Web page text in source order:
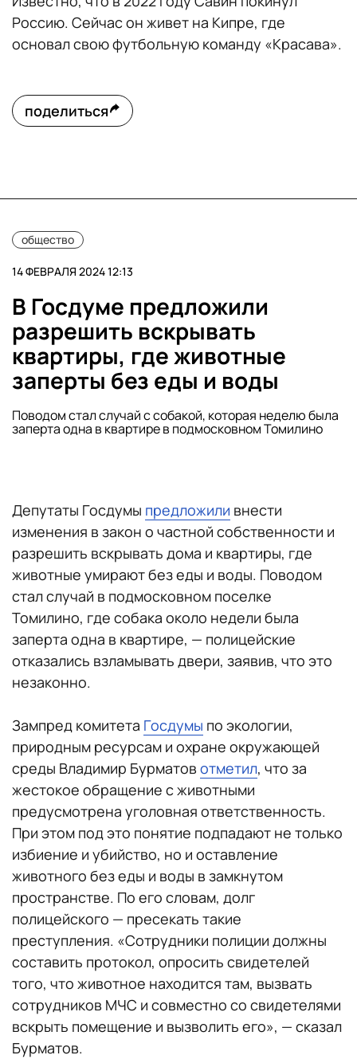
Россию. Сейчас он живет на Кипре, где
основал свою футбольную команду «Красава».
поделиться
общество
14 ФЕВРАЛЯ 2024 12:13
В Госдуме предложили
разрешить вскрывать
квартиры, где животные
заперты без еды и воды
Поводом стал случай с собакой, которая неделю была
заперта одна в квартире в подмосковном Томилино
Депутаты Госдумы предложили внести
изменения в закон о частной собственности и
разрешить вскрывать дома и квартиры, где
животные умирают без еды и воды. Поводом
стал случай в подмосковном поселке
Томилино, где собака около недели была
заперта одна в квартире, — полицейские
отказались взламывать двери, заявив, что это
незаконно.
Зампред комитета Госдумы по экологии,
природным ресурсам и охране окружающей
среды Владимир Бурматов отметил, что за
жестокое обращение с животными
предусмотрена уголовная ответственность.
При этом под это понятие подпадают не только
избиение и убийство, но и оставление
животного без еды и воды в замкнутом
пространстве. По его словам, долг
полицейского — пресекать такие
преступления. «Сотрудники полиции должны
составить протокол, опросить свидетелей
того, что животное находится там, вызвать
сотрудников МЧС и совместно со свидетелями
вскрыть помещение и вызволить его», — сказал
Бурматов.